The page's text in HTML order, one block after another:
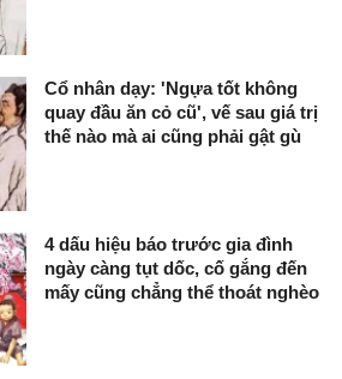
Cổ nhân dạy: 'Ngựa tốt không
quay đầu ăn cỏ cũ', vế sau giá trị
thế nào mà ai cũng phải gật gù
4 dấu hiệu báo trước gia đình
ngày càng tụt dốc, cố gắng đến
mấy cũng chẳng thể thoát nghèo